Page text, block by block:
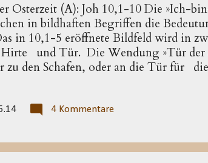
Osterzeit (A): Joh 10,1-10 Die »Ich-
in bildhaften Begriffen die
in 10,1-5 eröffnete Bildfeld wird in
Hirte und Tür. Die Wendung »Tür der
zu den Schafen, oder an die Tür für
In 10,1 sind »Dieb und
darstellt, es gibt neben ihm keinen,
er allein ist der Hirt, d...
4 Kommentare